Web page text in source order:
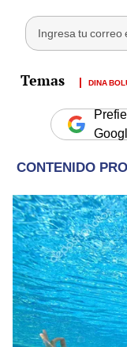
DINA